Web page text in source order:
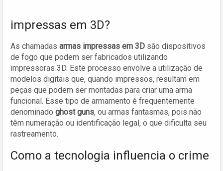
impressas em 3D?
As chamadas armas impressas em 3D são dispositivos
de fogo que podem ser fabricados utilizando
impressoras 3D. Este processo envolve a utilização de
modelos digitais que, quando impressos, resultam em
peças que podem ser montadas para criar uma arma
funcional. Esse tipo de armamento é frequentemente
denominado ghost guns, ou armas fantasmas, pois não
têm numeração ou identificação legal, o que dificulta seu
rastreamento.
Como a tecnologia influencia o crime